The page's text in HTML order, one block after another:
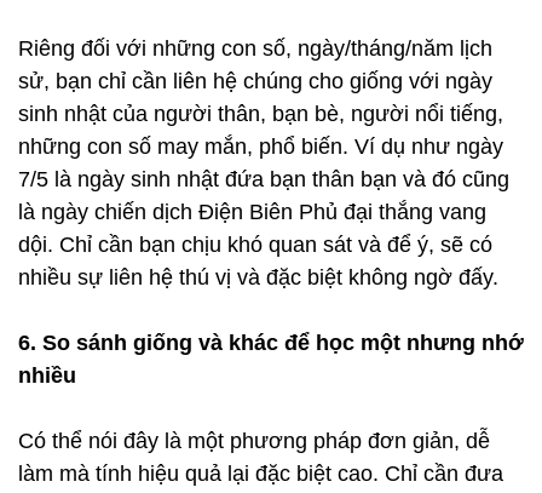
Riêng đối với những con số, ngày/tháng/năm lịch
sử, bạn chỉ cần liên hệ chúng cho giống với ngày
sinh nhật của người thân, bạn bè, người nổi tiếng,
những con số may mắn, phổ biến. Ví dụ như ngày
7/5 là ngày sinh nhật đứa bạn thân bạn và đó cũng
là ngày chiến dịch Điện Biên Phủ đại thắng vang
dội. Chỉ cần bạn chịu khó quan sát và để ý, sẽ có
nhiều sự liên hệ thú vị và đặc biệt không ngờ đấy.
6. So sánh giống và khác để học một nhưng nhớ
nhiều
Có thể nói đây là một phương pháp đơn giản, dễ
làm mà tính hiệu quả lại đặc biệt cao. Chỉ cần đưa